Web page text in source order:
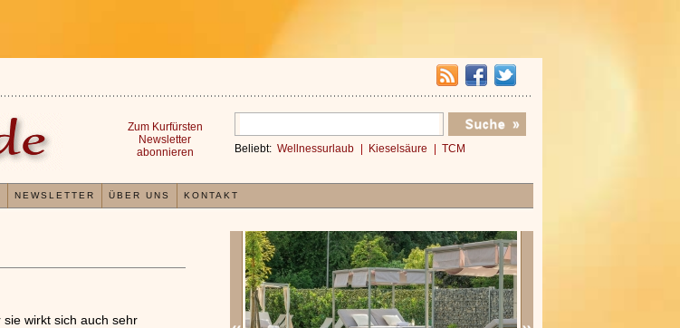
wirkt sich auch sehr
Beliebt: Wellnessurlaub Kieselsäure TCM
Zum Kurfürsten
Newsletter
abonnieren
NEWSLETTER ÜBER UNS KONTAKT